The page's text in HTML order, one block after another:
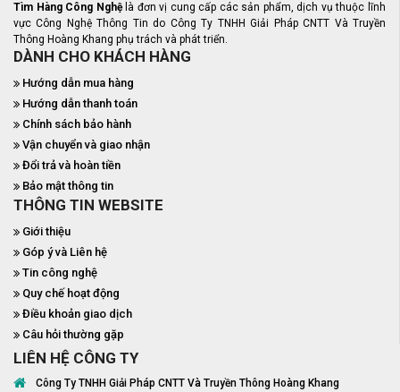
Tìm Hàng Công Nghệ là đơn vị cung cấp các sản phẩm, dịch vụ thuộc lĩnh
vực Công Nghệ Thông Tin do Công Ty TNHH Giải Pháp CNTT Và Truyền
Thông Hoàng Khang phụ trách và phát triển.
DÀNH CHO KHÁCH HÀNG
Hướng dẫn mua hàng
Hướng dẫn thanh toán
Chính sách bảo hành
Vận chuyển và giao nhận
Đổi trả và hoàn tiền
Bảo mật thông tin
THÔNG TIN WEBSITE
Giới thiệu
Góp ý và Liên hệ
Tin công nghệ
Quy chế hoạt động
Điều khoản giao dịch
Câu hỏi thường gặp
LIÊN HỆ CÔNG TY
Công Ty TNHH Giải Pháp CNTT Và Truyền Thông Hoàng Khang